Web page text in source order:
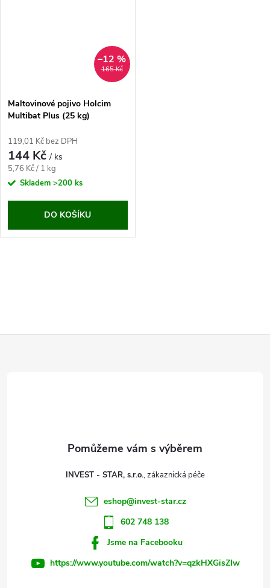
165 Kč
–12 %
Maltovinové pojivo Holcim
Multibat Plus (25 kg)
119,01 Kč bez DPH
144 Kč/ ks
Měrná
cena:
5,76 Kč / 1 kg
Skladem >200 ks
DO KOŠÍKU
INVEST - STAR, s.r.o.
eshop@invest-star.cz
602 748 138
Jsme na Facebooku
https://www.youtube.com/watch?v=qzkHXGisZIw